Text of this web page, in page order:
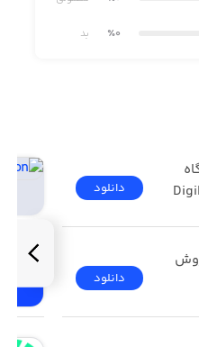
٪0 بد
دانلود
دانلود